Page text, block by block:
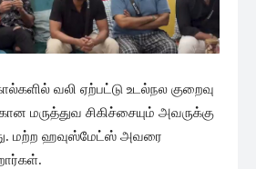
வலி ஏற்பட்டு உடல்நல குறைவு
மருத்துவ சிகிச்சையும் அவருக்கு
மற்ற ஹவுஸ்மேட்ஸ் அவரை